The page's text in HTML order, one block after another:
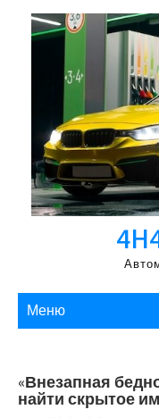
Перейти
Меню
«Внезапная
найти скрытое